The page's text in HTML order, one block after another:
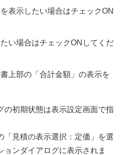
表示したい場合はチェックON
い場合はチェックONしてくだ
上部の「合計金額」の表示を
の初期状態は表示設定画面で指
「見積の表示選択：定価」を選
ンダイアログに表示されま